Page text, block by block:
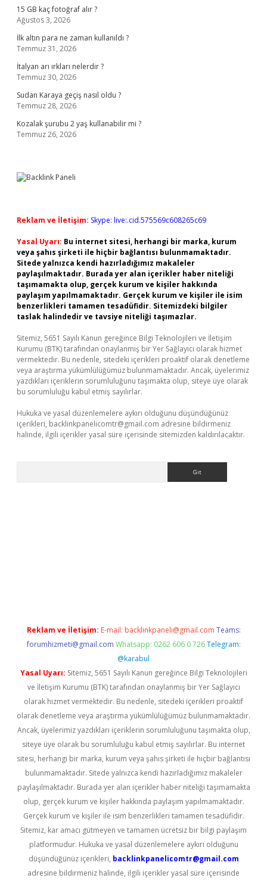
15 GB kaç fotoğraf alır ?
Ağustos 3, 2026
İlk altın para ne zaman kullanıldı ?
Temmuz 31, 2026
İtalyan arı ırkları nelerdir ?
Temmuz 30, 2026
Sudan Karaya geçiş nasıl oldu ?
Temmuz 28, 2026
Kozalak şurubu 2 yaş kullanabilir mi ?
Temmuz 26, 2026
Reklam ve İletişim: Skype: live:.cid.575569c608265c69
Yasal Uyarı: Bu internet sitesi, herhangi bir marka, kurum
veya şahıs şirketi ile hiçbir bağlantısı bulunmamaktadır.
Sitede yalnızca kendi hazırladığımız makaleler
paylaşılmaktadır. Burada yer alan içerikler haber niteliği
taşımamakta olup, gerçek kurum ve kişiler hakkında
paylaşım yapılmamaktadır. Gerçek kurum ve kişiler ile isim
benzerlikleri tamamen tesadüfidir. Sitemizdeki bilgiler
taslak halindedir ve tavsiye niteliği taşımazlar.
Sitemiz, 5651 Sayılı Kanun gereğince Bilgi Teknolojileri ve İletişim
Kurumu (BTK) tarafından onaylanmış bir Yer Sağlayıcı olarak hizmet
vermektedir. Bu nedenle, sitedeki içerikleri proaktif olarak denetleme
veya araştırma yükümlülüğümüz bulunmamaktadır. Ancak, üyelerimiz
yazdıkları içeriklerin sorumluluğunu taşımakta olup, siteye üye olarak
bu sorumluluğu kabul etmiş sayılırlar.
Hukuka ve yasal düzenlemelere aykırı olduğunu düşündüğünüz
içerikleri, backlinkpanelicomtr@gmail.com adresine bildirmeniz
halinde, ilgili içerikler yasal süre içerisinde sitemizden kaldırılacaktır.
Reklam ve İletişim: E-mail: backlinkpaneli@gmail.com Teams:
forumhizmeti@gmail.com Whatsapp: 0262 606 0 726 Telegram:
@karabul
Yasal Uyarı: Sitemiz, 5651 Sayılı Kanun gereğince Bilgi Teknolojileri
ve İletişim Kurumu (BTK) tarafından onaylanmış bir Yer Sağlayıcı
olarak hizmet vermektedir. Bu nedenle, sitedeki içerikleri proaktif
olarak denetleme veya araştırma yükümlülüğümüz bulunmamaktadır.
Ancak, üyelerimiz yazdıkları içeriklerin sorumluluğunu taşımakta olup,
siteye üye olarak bu sorumluluğu kabul etmiş sayılırlar. Bu internet
sitesi, herhangi bir marka, kurum veya şahıs şirketi ile hiçbir bağlantısı
bulunmamaktadır. Sitede yalnızca kendi hazırladığımız makaleler
paylaşılmaktadır. Burada yer alan içerikler haber niteliği taşımamakta
olup, gerçek kurum ve kişiler hakkında paylaşım yapılmamaktadır.
Gerçek kurum ve kişiler ile isim benzerlikleri tamamen tesadüfidir.
Sitemiz, kar amacı gütmeyen ve tamamen ücretsiz bir bilgi paylaşım
platformudur. Hukuka ve yasal düzenlemelere aykırı olduğunu
düşündüğünüz içerikleri, backlinkpanelicomtr@gmail.com
adresine bildirmeniz halinde, ilgili içerikler yasal süre içerisinde